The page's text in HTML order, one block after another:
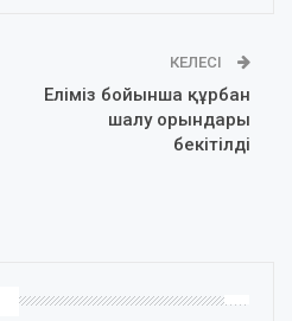
КЕЛЕСІ
Еліміз бойынша құрбан
шалу орындары
бекітілді